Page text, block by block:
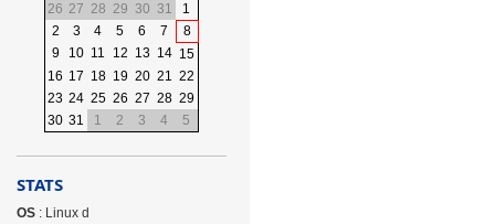
26 27 28 29 30 31
1
2
3 4 5 6 7
8
9
10 11 12 13 14 15
16 17 18 19 20 21 22
23 24 25 26 27 28 29
30 31 1 2 3 4 5
STATS
OS: Linux d